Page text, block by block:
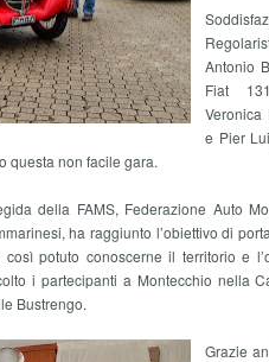
Antonio
Fiat
Veronica
e Pier
questa non facile gara.
della FAMS, Federazione Auto
ha raggiunto l’obiettivo di
potuto conoscerne il territorio e
i partecipanti a Montecchio nella
Bustrengo.
Grazie